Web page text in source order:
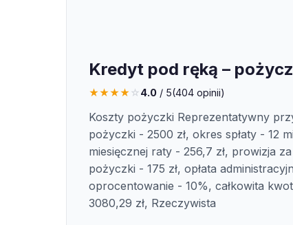
Kredyt pod ręką –
★★★★☆4.0 / 5(404 opinii)
Koszty pożyczki Reprezentatywny
pożyczki - 2500 zł, okres spłaty - 12
miesięcznej raty - 256,7 zł, prowizja
pożyczki - 175 zł, opłata
oprocentowanie - 10%, całkowita
3080,29 zł, Rzeczywista